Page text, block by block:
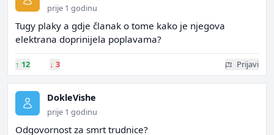
prije 1 godinu
Tugy plaky a gdje članak o tome kako je njegova
elektrana doprinijela poplavama?
↑ 12 ↓ 3 Prijavi
DokleVishe
prije 1 godinu
Odgovornost za smrt trudnice?